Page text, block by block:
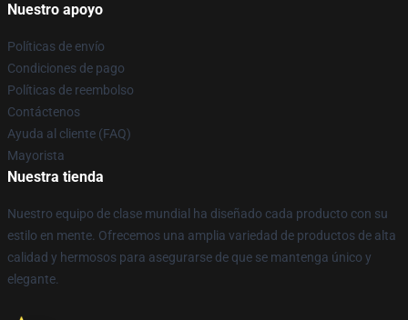
Nuestro apoyo
Políticas de envío
Condiciones de pago
Políticas de reembolso
Contáctenos
Ayuda al cliente (FAQ)
Mayorista
Nuestra tienda
Nuestro equipo de clase mundial ha diseñado cada producto con su
estilo en mente. Ofrecemos una amplia variedad de productos de alta
calidad y hermosos para asegurarse de que se mantenga único y
elegante.